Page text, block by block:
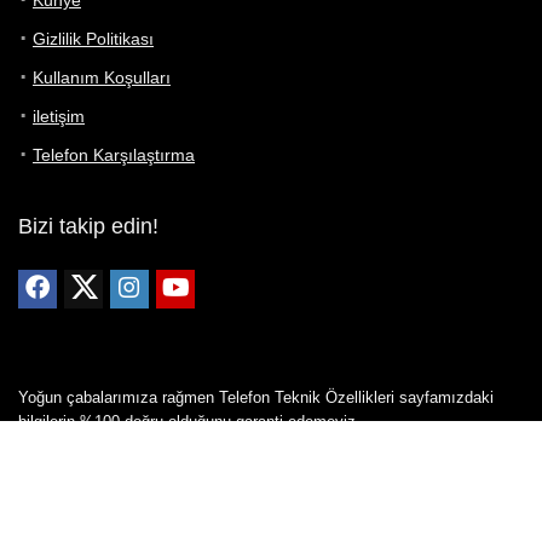
Gizlilik Politikası
Kullanım Koşulları
iletişim
Telefon Karşılaştırma
Bizi takip edin!
Yoğun çabalarımıza rağmen Telefon Teknik Özellikleri sayfamızdaki
bilgilerin %100 doğru olduğunu garanti edemeyiz.